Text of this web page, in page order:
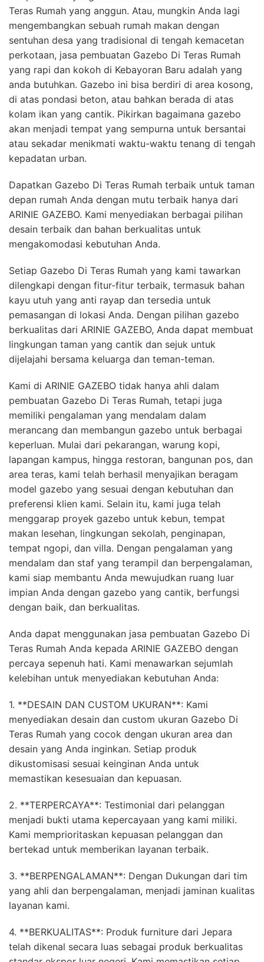
Teras Rumah yang anggun. Atau, mungkin Anda lagi
mengembangkan sebuah rumah makan dengan
sentuhan desa yang tradisional di tengah kemacetan
perkotaan, jasa pembuatan Gazebo Di Teras Rumah
yang rapi dan kokoh di Kebayoran Baru adalah yang
anda butuhkan. Gazebo ini bisa berdiri di area kosong,
di atas pondasi beton, atau bahkan berada di atas
kolam ikan yang cantik. Pikirkan bagaimana gazebo
akan menjadi tempat yang sempurna untuk bersantai
atau sekadar menikmati waktu-waktu tenang di tengah
kepadatan urban.
Dapatkan Gazebo Di Teras Rumah terbaik untuk taman
depan rumah Anda dengan mutu terbaik hanya dari
ARINIE GAZEBO. Kami menyediakan berbagai pilihan
desain terbaik dan bahan berkualitas untuk
mengakomodasi kebutuhan Anda.
Setiap Gazebo Di Teras Rumah yang kami tawarkan
dilengkapi dengan fitur-fitur terbaik, termasuk bahan
kayu utuh yang anti rayap dan tersedia untuk
pemasangan di lokasi Anda. Dengan pilihan gazebo
berkualitas dari ARINIE GAZEBO, Anda dapat membuat
lingkungan taman yang cantik dan sejuk untuk
dijelajahi bersama keluarga dan teman-teman.
Kami di ARINIE GAZEBO tidak hanya ahli dalam
pembuatan Gazebo Di Teras Rumah, tetapi juga
memiliki pengalaman yang mendalam dalam
merancang dan membangun gazebo untuk berbagai
keperluan. Mulai dari pekarangan, warung kopi,
lapangan kampus, hingga restoran, bangunan pos, dan
area teras, kami telah berhasil menyajikan beragam
model gazebo yang sesuai dengan kebutuhan dan
preferensi klien kami. Selain itu, kami juga telah
menggarap proyek gazebo untuk kebun, tempat
makan lesehan, lingkungan sekolah, penginapan,
tempat ngopi, dan villa. Dengan pengalaman yang
mendalam dan staf yang terampil dan berpengalaman,
kami siap membantu Anda mewujudkan ruang luar
impian Anda dengan gazebo yang cantik, berfungsi
dengan baik, dan berkualitas.
Anda dapat menggunakan jasa pembuatan Gazebo Di
Teras Rumah Anda kepada ARINIE GAZEBO dengan
percaya sepenuh hati. Kami menawarkan sejumlah
kelebihan untuk menyediakan kebutuhan Anda:
1. **DESAIN DAN CUSTOM UKURAN**: Kami
menyediakan desain dan custom ukuran Gazebo Di
Teras Rumah yang cocok dengan ukuran area dan
desain yang Anda inginkan. Setiap produk
dikustomisasi sesuai keinginan Anda untuk
memastikan kesesuaian dan kepuasan.
2. **TERPERCAYA**: Testimonial dari pelanggan
menjadi bukti utama kepercayaan yang kami miliki.
Kami memprioritaskan kepuasan pelanggan dan
bertekad untuk memberikan layanan terbaik.
3. **BERPENGALAMAN**: Dengan Dukungan dari tim
yang ahli dan berpengalaman, menjadi jaminan kualitas
layanan kami.
4. **BERKUALITAS**: Produk furniture dari Jepara
telah dikenal secara luas sebagai produk berkualitas